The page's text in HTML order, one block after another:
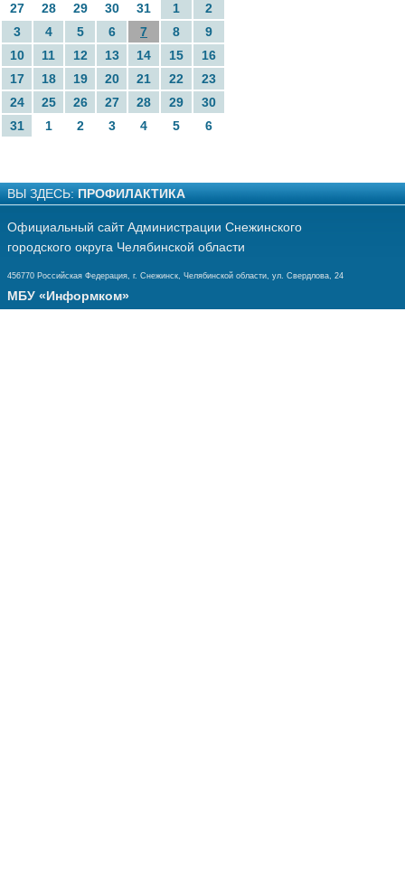
27
28 29 30 31 1
2
3
4 5 6 7 8
9
10
11 12 13 14 15
16
17
18 19 20 21 22
23
24
25 26 27 28 29
30
31
1 2 3 4 5 6
ВЫ ЗДЕСЬ: ПРОФИЛАКТИКА
Официальный сайт Администрации Снежинского
городского округа Челябинской области
456770 Российская Федерация, г. Снежинск, Челябинской области, ул. Свердлова, 24
МБУ «Информком»